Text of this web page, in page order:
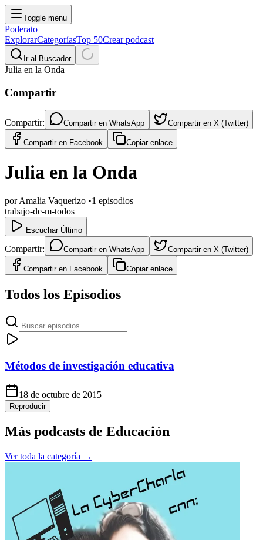
Toggle menu
Poderato
ExplorarCategoríasTop 50Crear podcast
Ir al Buscador
Julia en la Onda
Compartir
Compartir: Compartir en WhatsApp Compartir en X (Twitter)
Compartir en Facebook Copiar enlace
Julia en la Onda
porAmalia Vaquerizo •1 episodios
trabajo-de-m-todos
Escuchar Último
Compartir: Compartir en WhatsApp Compartir en X (Twitter)
Compartir en Facebook Copiar enlace
Todos los Episodios
Métodos de investigación educativa
18 de octubre de 2015
Reproducir
Más podcasts de Educación
Ver toda la categoría →